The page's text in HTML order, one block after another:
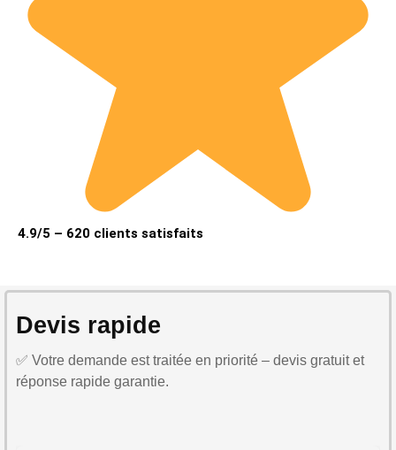
4.9/5 – 620 clients satisfaits
Devis rapide
✅ Votre demande est traitée en priorité – devis gratuit et
réponse rapide garantie.